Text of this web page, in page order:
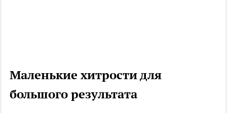
Маленькие хитрости для
большого результата